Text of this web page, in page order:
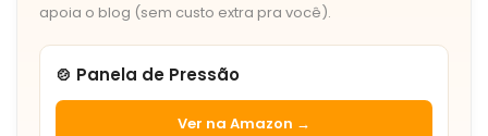
apoia o blog (sem custo extra pra você).
🍲 Panela de Pressão
Ver na Amazon →